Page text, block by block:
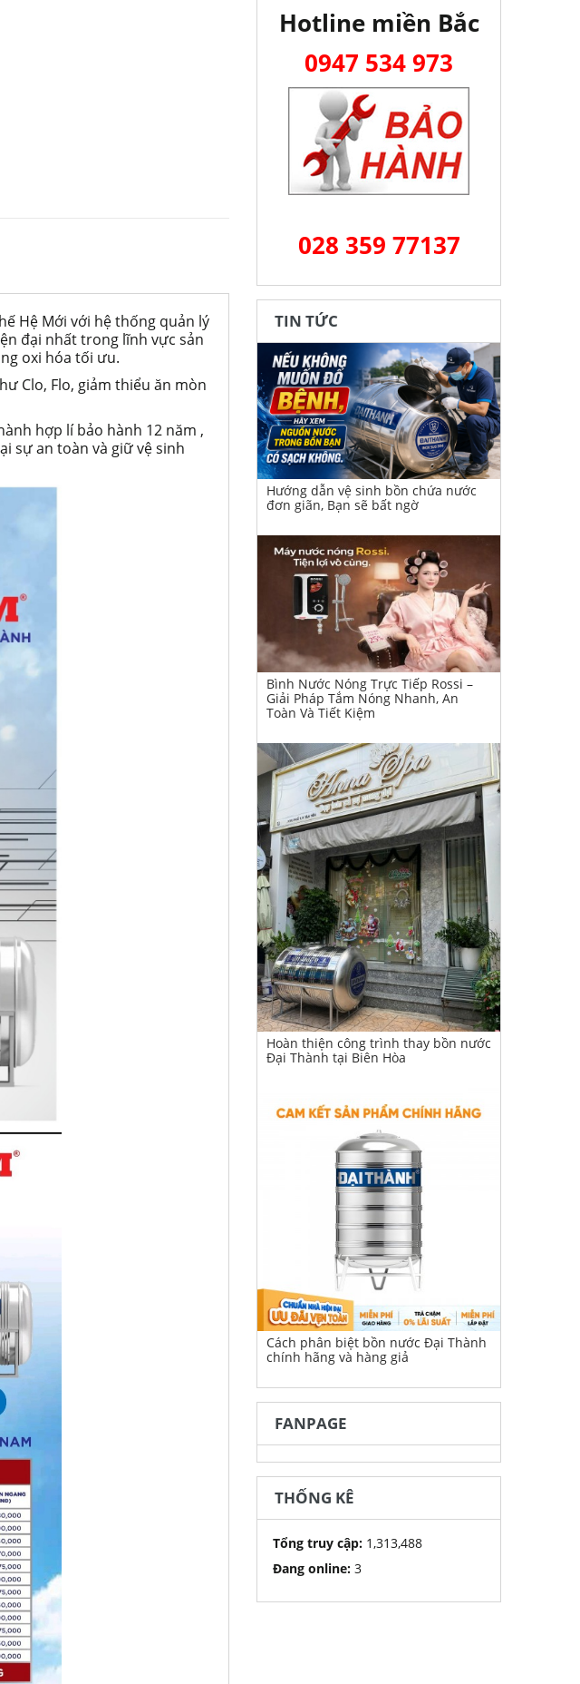
Hệ Mới với hệ thống quản lý
đại nhất trong lĩnh vực sản
oxi hóa tối ưu.
Clo, Flo, giảm thiểu ăn mòn
hợp lí bảo hành 12 năm ,
sự an toàn và giữ vệ sinh
Hotline miền Bắc
0947 534 973
028 359 77137
TIN TỨC
Hướng dẫn vệ sinh bồn chứa nước
đơn giãn, Bạn sẽ bất ngờ
Bình Nước Nóng Trực Tiếp Rossi –
Giải Pháp Tắm Nóng Nhanh, An
Toàn Và Tiết Kiệm
Hoàn thiện công trình thay bồn nước
Đại Thành tại Biên Hòa
Cách phân biệt bồn nước Đại Thành
chính hãng và hàng giả
FANPAGE
THỐNG KÊ
Tổng truy cập: 1,313,488
Đang online: 3